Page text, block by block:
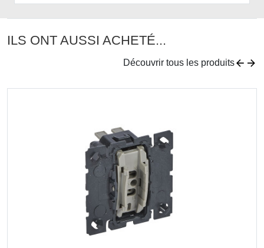
ILS ONT AUSSI ACHETÉ...
Découvrir tous les produits